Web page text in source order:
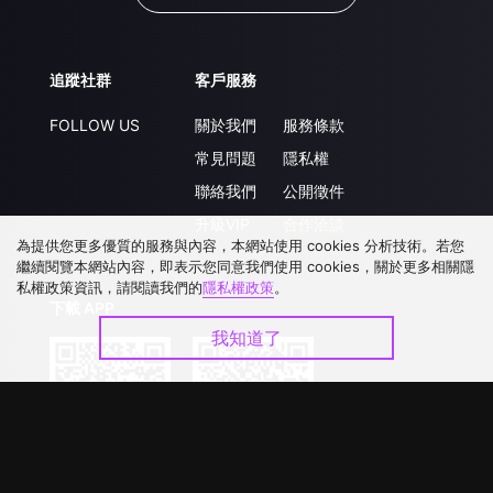
追蹤社群
FOLLOW US
客戶服務
關於我們
常見問題
聯絡我們
服務條款
隱私權
公開徵件
為提供您更多優質的服務與內容，本網站使用 cookies 分析技術。若您
繼續閱覽本網站內容，即表示您同意我們使用 cookies，關於更多相關隱
私權政策資訊，請閱讀我們的隱私權政策。
我知道了